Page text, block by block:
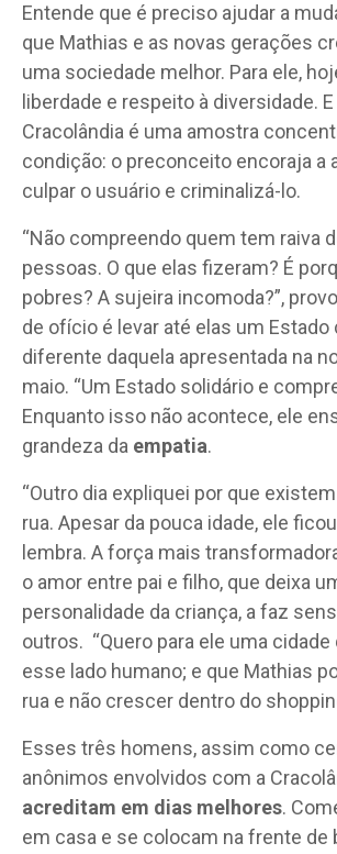
Entende que é preciso ajudar a
que Mathias e as novas gerações
uma sociedade melhor. Para ele,
liberdade e respeito à diversidade.
Cracolândia é uma amostra
condição: o preconceito encoraja a
culpar o usuário e criminalizá-lo.
“Não compreendo quem tem raiva
pessoas. O que elas fizeram? É
pobres? A sujeira incomoda?”,
de ofício é levar até elas um Estado
diferente daquela apresentada na
maio. “Um Estado solidário e
Enquanto isso não acontece, ele
grandeza da empatia.
“Outro dia expliquei por que
rua. Apesar da pouca idade, ele
lembra. A força mais
o amor entre pai e filho, que deixa
personalidade da criança, a faz
outros. “Quero para ele uma
esse lado humano; e que Mathias
rua e não crescer dentro do
Esses três homens, assim como
anônimos envolvidos com a
acreditam em dias melhores.
em casa e se colocam na frente de